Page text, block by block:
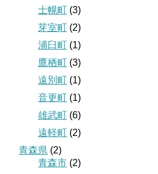
士幌町 (3)
芽室町 (2)
浦臼町 (1)
鷹栖町 (3)
遠別町 (1)
音更町 (1)
雄武町 (6)
遠軽町 (2)
青森県 (2)
青森市 (2)